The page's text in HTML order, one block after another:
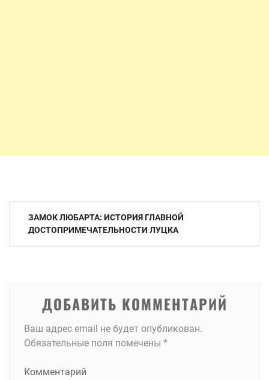
Навигация
ЗАМОК ЛЮБАРТА: ИСТОРИЯ ГЛАВНОЙ
ДОСТОПРИМЕЧАТЕЛЬНОСТИ ЛУЦКА
ДОБАВИТЬ КОММЕНТАРИЙ
Ваш адрес email не будет опубликован.
Обязательные поля помечены *
Комментарий